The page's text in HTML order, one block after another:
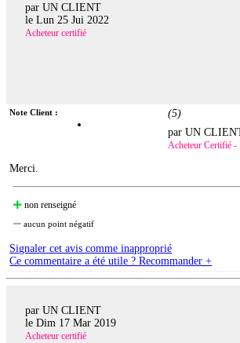
par UN CLIENT
le Lun 25 Jui 2022
Acheteur certifié
Note Client : (5)
par UN
Acheteur Certifié -
Merci.
non renseigné
aucun point négatif
Signaler cet avis comme inapproprié
Ce commentaire a été utile ? Recommander +
par UN CLIENT
le Dim 17 Mar 2019
Acheteur certifié